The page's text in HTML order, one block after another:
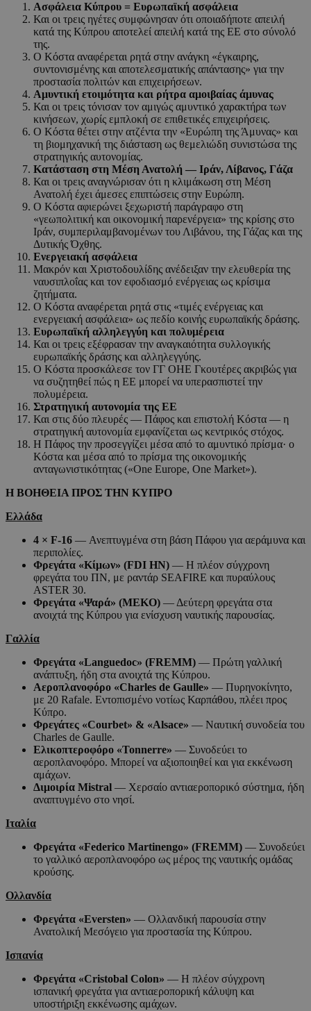
Ασφάλεια Κύπρου = Ευρωπαϊκή ασφάλεια
Και οι τρεις ηγέτες συμφώνησαν ότι οποιαδήποτε απειλή
κατά της Κύπρου αποτελεί απειλή κατά της ΕΕ στο σύνολό
της.
Ο Κόστα αναφέρεται ρητά στην ανάγκη «έγκαιρης,
συντονισμένης και αποτελεσματικής απάντασης» για την
προστασία πολιτών και επιχειρήσεων.
Αμυντική ετοιμότητα και ρήτρα αμοιβαίας άμυνας
Και οι τρεις τόνισαν τον αμιγώς αμυντικό χαρακτήρα των
κινήσεων, χωρίς εμπλοκή σε επιθετικές επιχειρήσεις.
Ο Κόστα θέτει στην ατζέντα την «Ευρώπη της Άμυνας» και
τη βιομηχανική της διάσταση ως θεμελιώδη συνιστώσα της
στρατηγικής αυτονομίας.
Κατάσταση στη Μέση Ανατολή — Ιράν, Λίβανος, Γάζα
Και οι τρεις αναγνώρισαν ότι η κλιμάκωση στη Μέση
Ανατολή έχει άμεσες επιπτώσεις στην Ευρώπη.
Ο Κόστα αφιερώνει ξεχωριστή παράγραφο στη
«γεωπολιτική και οικονομική παρενέργεια» της κρίσης στο
Ιράν, συμπεριλαμβανομένων του Λιβάνου, της Γάζας και της
Δυτικής Όχθης.
Ενεργειακή ασφάλεια
Μακρόν και Χριστοδουλίδης ανέδειξαν την ελευθερία της
ναυσιπλοΐας και τον εφοδιασμό ενέργειας ως κρίσιμα
ζητήματα.
Ο Κόστα αναφέρεται ρητά στις «τιμές ενέργειας και
ενεργειακή ασφάλεια» ως πεδίο κοινής ευρωπαϊκής δράσης.
Ευρωπαϊκή αλληλεγγύη και πολυμέρεια
Και οι τρεις εξέφρασαν την αναγκαιότητα συλλογικής
ευρωπαϊκής δράσης και αλληλεγγύης.
Ο Κόστα προσκάλεσε τον ΓΓ ΟΗΕ Γκουτέρες ακριβώς για
να συζητηθεί πώς η ΕΕ μπορεί να υπερασπιστεί την
πολυμέρεια.
Στρατηγική αυτονομία της ΕΕ
Και στις δύο πλευρές — Πάφος και επιστολή Κόστα — η
στρατηγική αυτονομία εμφανίζεται ως κεντρικός στόχος.
Η Πάφος την προσεγγίζει μέσα από το αμυντικό πρίσμα· ο
Κόστα και μέσα από το πρίσμα της οικονομικής
ανταγωνιστικότητας («One Europe, One Market»).
Η ΒΟΗΘΕΙΑ ΠΡΟΣ ΤΗΝ ΚΥΠΡΟ
Ελλάδα
4 × F-16 — Ανεπτυγμένα στη βάση Πάφου για αεράμυνα και
περιπολίες.
Φρεγάτα «Κίμων» (FDI HN) — Η πλέον σύγχρονη
φρεγάτα του ΠΝ, με ραντάρ SEAFIRE και πυραύλους
ASTER 30.
Φρεγάτα «Ψαρά» (MEKO) — Δεύτερη φρεγάτα στα
ανοιχτά της Κύπρου για ενίσχυση ναυτικής παρουσίας.
Γαλλία
Φρεγάτα «Languedoc» (FREMM) — Πρώτη γαλλική
ανάπτυξη, ήδη στα ανοιχτά της Κύπρου.
Αεροπλανοφόρο «Charles de Gaulle» — Πυρηνοκίνητο,
με 20 Rafale. Εντοπισμένο νοτίως Καρπάθου, πλέει προς
Κύπρο.
Φρεγάτες «Courbet» & «Alsace» — Ναυτική συνοδεία του
Charles de Gaulle.
Ελικοπτεροφόρο «Tonnerre» — Συνοδεύει το
αεροπλανοφόρο. Μπορεί να αξιοποιηθεί και για εκκένωση
αμάχων.
Διμοιρία Mistral — Χερσαίο αντιαεροπορικό σύστημα, ήδη
αναπτυγμένο στο νησί.
Ιταλία
Φρεγάτα «Federico Martinengo» (FREMM) — Συνοδεύει
το γαλλικό αεροπλανοφόρο ως μέρος της ναυτικής ομάδας
κρούσης.
Ολλανδία
Φρεγάτα «Eversten» — Ολλανδική παρουσία στην
Ανατολική Μεσόγειο για προστασία της Κύπρου.
Ισπανία
Φρεγάτα «Cristobal Colon» — Η πλέον σύγχρονη
ισπανική φρεγάτα για αντιαεροπορική κάλυψη και
υποστήριξη εκκένωσης αμάχων.